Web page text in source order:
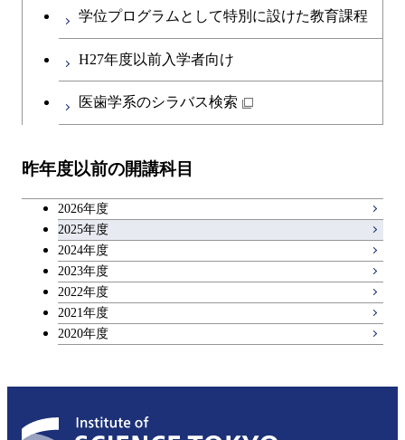
学位プログラムとして特別に設けた教育課程
H27年度以前入学者向け
医歯学系のシラバス検索
昨年度以前の開講科目
2026年度
2025年度
2024年度
2023年度
2022年度
2021年度
2020年度